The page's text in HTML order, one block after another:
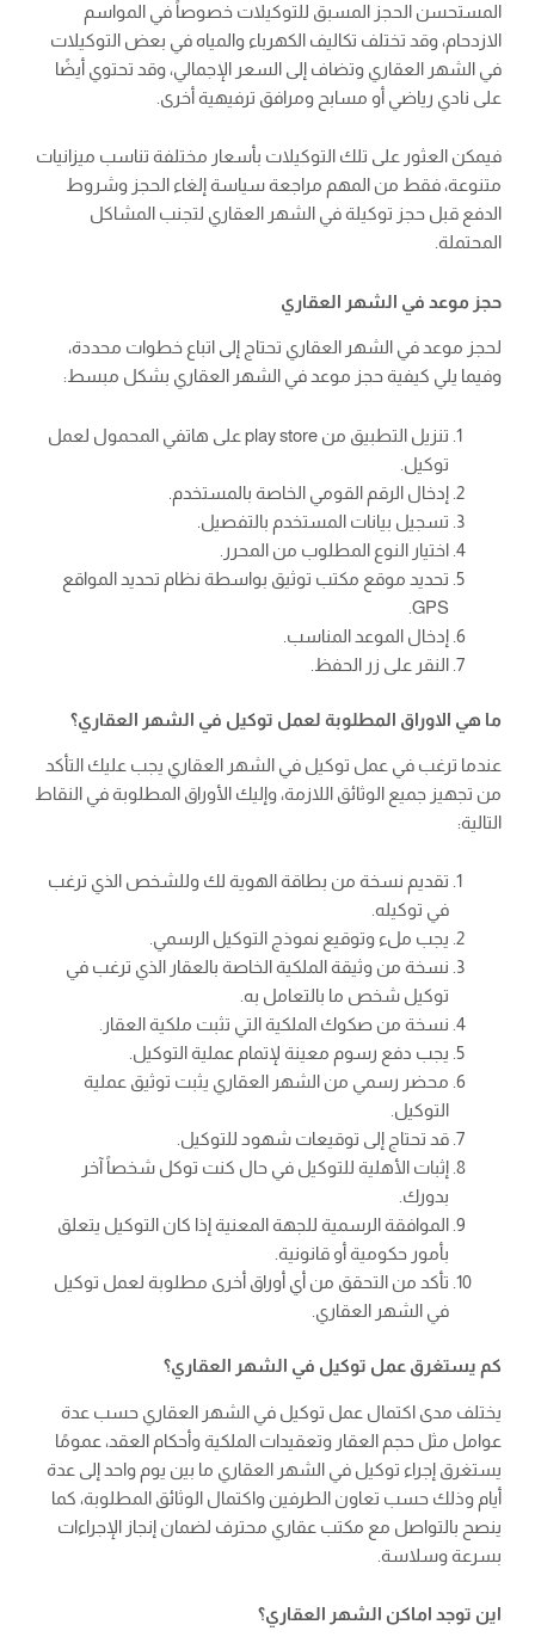
المستحسن الحجز المسبق للتوكيلات خصوصاً في المواسم
الازدحام، وقد تختلف تكاليف الكهرباء والمياه في بعض التوكيلات
في الشهر العقاري وتضاف إلى السعر الإجمالي، وقد تحتوي أيضًا
على نادي رياضي أو مسابح ومرافق ترفيهية أخرى.
فيمكن العثور على تلك التوكيلات بأسعار مختلفة تناسب ميزانيات
متنوعة، فقط من المهم مراجعة سياسة إلغاء الحجز وشروط
الدفع قبل حجز توكيلة في الشهر العقاري لتجنب المشاكل
المحتملة.
حجز موعد في الشهر العقاري
لحجز موعد في الشهر العقاري تحتاج إلى اتباع خطوات محددة،
وفيما يلي كيفية حجز موعد في الشهر العقاري بشكل مبسط:
تنزيل التطبيق من play store على هاتفي المحمول لعمل
توكيل.
إدخال الرقم القومي الخاصة بالمستخدم.
تسجيل بيانات المستخدم بالتفصيل.
اختيار النوع المطلوب من المحرر.
تحديد موقع مكتب توثيق بواسطة نظام تحديد المواقع
GPS.
إدخال الموعد المناسب.
النقر على زر الحفظ.
ما هي الاوراق المطلوبة لعمل توكيل في الشهر العقاري؟
عندما ترغب في عمل توكيل في الشهر العقاري يجب عليك التأكد
من تجهيز جميع الوثائق اللازمة، وإليك الأوراق المطلوبة في النقاط
التالية:
تقديم نسخة من بطاقة الهوية لك وللشخص الذي ترغب
في توكيله.
يجب ملء وتوقيع نموذج التوكيل الرسمي.
نسخة من وثيقة الملكية الخاصة بالعقار الذي ترغب في
توكيل شخص ما بالتعامل به.
نسخة من صكوك الملكية التي تثبت ملكية العقار.
يجب دفع رسوم معينة لإتمام عملية التوكيل.
محضر رسمي من الشهر العقاري يثبت توثيق عملية
التوكيل.
قد تحتاج إلى توقيعات شهود للتوكيل.
إثبات الأهلية للتوكيل في حال كنت توكل شخصاً آخر
بدورك.
الموافقة الرسمية للجهة المعنية إذا كان التوكيل يتعلق
بأمور حكومية أو قانونية.
تأكد من التحقق من أي أوراق أخرى مطلوبة لعمل توكيل
في الشهر العقاري.
كم يستغرق عمل توكيل في الشهر العقاري؟
يختلف مدى اكتمال عمل توكيل في الشهر العقاري حسب عدة
عوامل مثل حجم العقار وتعقيدات الملكية وأحكام العقد، عمومًا
يستغرق إجراء توكيل في الشهر العقاري ما بين يوم واحد إلى عدة
أيام وذلك حسب تعاون الطرفين واكتمال الوثائق المطلوبة، كما
ينصح بالتواصل مع مكتب عقاري محترف لضمان إنجاز الإجراءات
بسرعة وسلاسة.
اين توجد اماكن الشهر العقاري؟